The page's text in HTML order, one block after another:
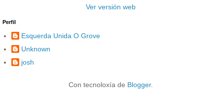
Ver versión web
Perfil
Esquerda Unida O Grove
Unknown
josh
Con tecnoloxía de Blogger.